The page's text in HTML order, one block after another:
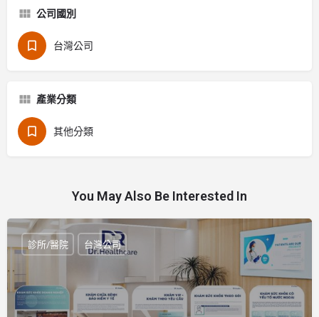
公司國別
台灣公司
產業分類
其他分類
You May Also Be Interested In
診所/醫院 台灣公司